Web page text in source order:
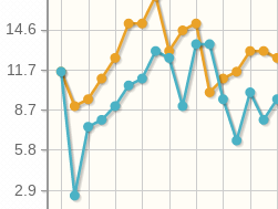
2.9
5.8
8.7
11.7
14.6